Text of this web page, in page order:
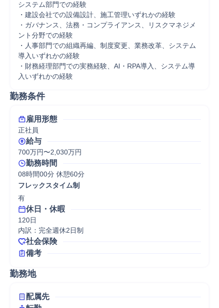
システム部門での経験​
・建設会社での設備設計、施工管理いずれかの経験​
・ガバナンス、法務・コンプライアンス、リスクマネジメ
ント分野での経験​
・人事部門での組織再編、制度変更、業務改革、システム
導入いずれかの経験​
・財務経理部門での実務経験、AI・RPA導入、システム導
入いずれかの経験
勤務条件
雇用形態
正社員
給与
700万円〜2,030万円
勤務時間
08時間00分 休憩60分
フレックスタイム制
有
休日・休暇
120日
内訳：完全週休2日制
社会保険
備考
勤務地
配属先